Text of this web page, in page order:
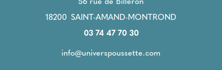
18200 SAINT-AMAND-MONTROND
03 74 47 70 30
info@universpoussette.com